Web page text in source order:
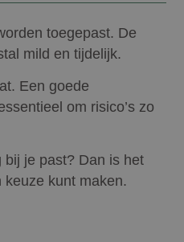
toegepast. De
mild en tijdelijk.
Een goede
om risico’s zo
je past? Dan is het
kunt maken.